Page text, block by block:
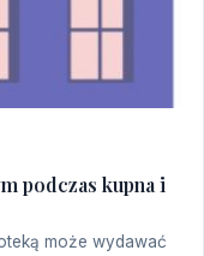
podczas kupna i
może wydawać